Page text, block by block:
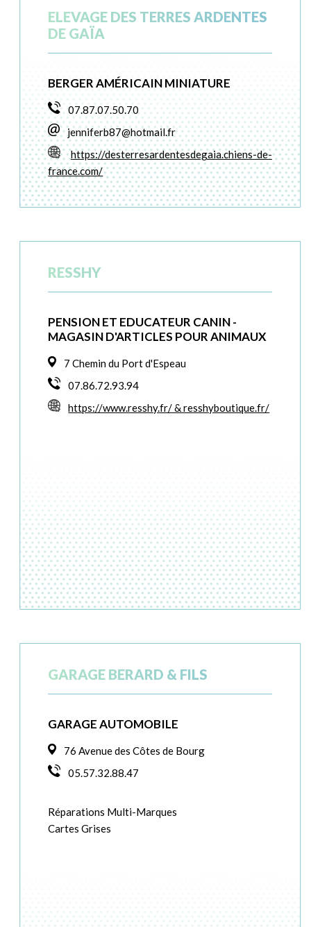
ELEVAGE DES TERRES ARDENTES
DE GAÏA
BERGER AMÉRICAIN MINIATURE
07.87.07.50.70
jenniferb87@hotmail.fr
https://desterresardentesdegaia.chiens-de-
france.com/
RESSHY
PENSION ET EDUCATEUR CANIN -
MAGASIN D'ARTICLES POUR ANIMAUX
7 Chemin du Port d'Espeau
07.86.72.93.94
https://www.resshy.fr/ & resshyboutique.fr/
GARAGE BERARD & FILS
GARAGE AUTOMOBILE
76 Avenue des Côtes de Bourg
05.57.32.88.47
Réparations Multi-Marques
Cartes Grises